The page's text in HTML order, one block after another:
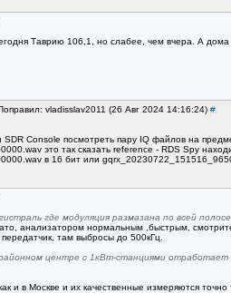
Таврию 106,1, но слабее, чем вчера. А дома
vladisslav2011 (26 Авг 2024 14:16:24) #
Console посмотреть пару IQ файлов на
это так сказать reference - RDS Spy
в 16 бит или
где модуляция размазана по всей
анализатором нормальным ,быстрым,
там выбросы до 500кГц.
центре с 1кВт-станциями
и в Москве и их качественные измеряются